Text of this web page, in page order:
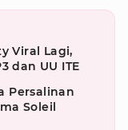
Viral Lagi,
dan UU ITE
Persalinan
Soleil